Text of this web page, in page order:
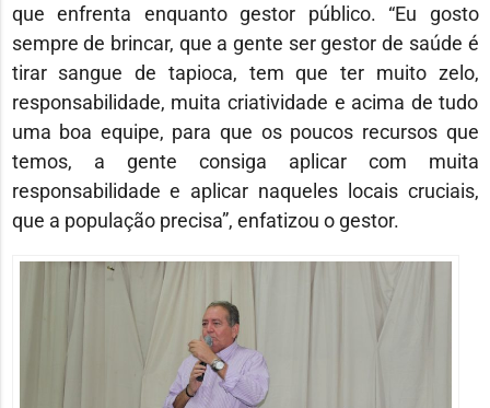
que enfrenta enquanto gestor público. “Eu gosto
sempre de brincar, que a gente ser gestor de saúde é
tirar sangue de tapioca, tem que ter muito zelo,
responsabilidade, muita criatividade e acima de tudo
uma boa equipe, para que os poucos recursos que
temos, a gente consiga aplicar com muita
responsabilidade e aplicar naqueles locais cruciais,
que a população precisa”, enfatizou o gestor.